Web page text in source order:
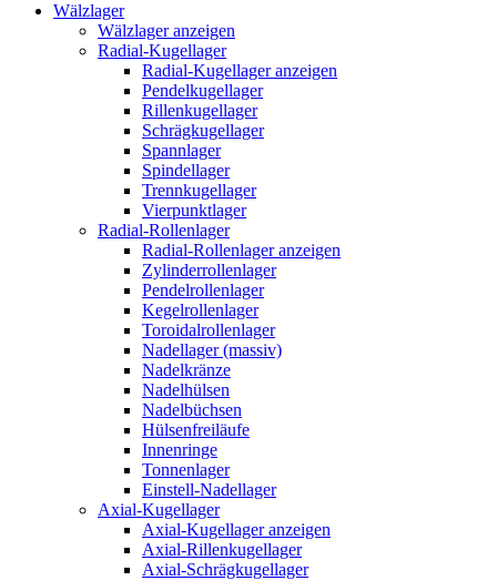
Wälzlager
Wälzlager anzeigen
Radial-Kugellager
Radial-Kugellager anzeigen
Pendelkugellager
Rillenkugellager
Schrägkugellager
Spannlager
Spindellager
Trennkugellager
Vierpunktlager
Radial-Rollenlager
Radial-Rollenlager anzeigen
Zylinderrollenlager
Pendelrollenlager
Kegelrollenlager
Toroidalrollenlager
Nadellager (massiv)
Nadelkränze
Nadelhülsen
Nadelbüchsen
Hülsenfreiläufe
Innenringe
Tonnenlager
Einstell-Nadellager
Axial-Kugellager
Axial-Kugellager anzeigen
Axial-Rillenkugellager
Axial-Schrägkugellager